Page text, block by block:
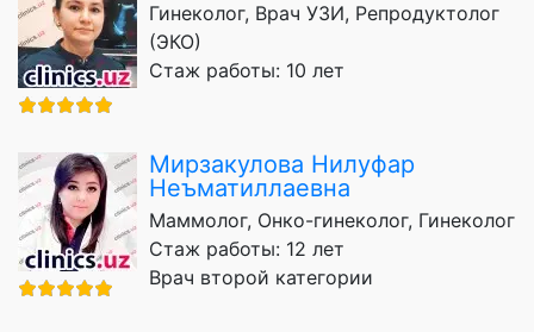
Гинеколог, Врач УЗИ, Репродуктолог
(ЭКО)
Стаж работы: 10 лет
Мирзакулова Нилуфар
Неъматиллаевна
Маммолог, Онко-гинеколог, Гинеколог
Стаж работы: 12 лет
Врач второй категории